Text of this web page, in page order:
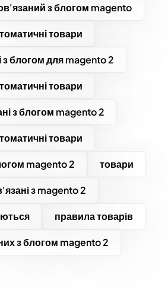
з блогом magento
товари
з блогом для magento 2
товари
з блогом magento 2
товари
magento 2 товари
з magento 2
правила товарів
з блогом magento 2